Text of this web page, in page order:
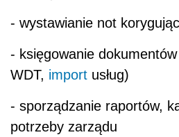
- wystawianie not
- księgowanie
WDT, import usług)
- sporządzanie raportów,
potrzeby zarządu